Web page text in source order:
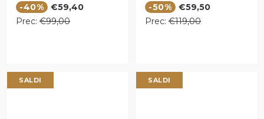
-40%
Prezzo di vendita
€59,40
Prezzo regolare
Prec: €99,00
-50%
Prezzo di vendita
€59,50
Prezzo regolare
Prec: €119,00
SALDI SALDI